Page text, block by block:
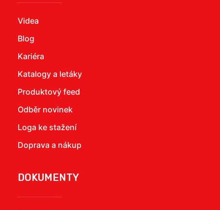
Videa
Blog
Kariéra
Katalogy a letáky
Produktový feed
Odběr novinek
Loga ke stažení
Doprava a nákup
DOKUMENTY